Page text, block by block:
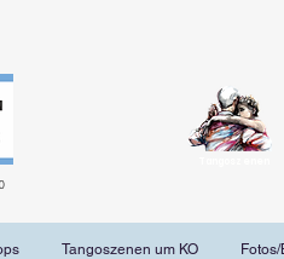
Tangoszenen um KO